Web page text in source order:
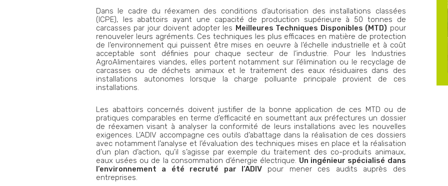
Dans le cadre du réexamen des conditions d’autorisation des installations classées
(ICPE), les abattoirs ayant une capacité de production supérieure à 50 tonnes de
carcasses par jour doivent adopter les Meilleures Techniques Disponibles (MTD) pour
renouveler leurs agréments. Ces techniques les plus efficaces en matière de protection
de l’environnement qui puissent être mises en oeuvre à l’échelle industrielle et à coût
acceptable sont définies pour chaque secteur de l’industrie. Pour les Industries
AgroAlimentaires viandes, elles portent notamment sur l’élimination ou le recyclage de
carcasses ou de déchets animaux et le traitement des eaux résiduaires dans des
installations autonomes lorsque la charge polluante principale provient de ces
installations.
Les abattoirs concernés doivent justifier de la bonne application de ces MTD ou de
pratiques comparables en terme d’efficacité en soumettant aux préfectures un dossier
de réexamen visant à analyser la conformité de leurs installations avec les nouvelles
exigences. L’ADIV accompagne ces outils d’abattage dans la réalisation de ces dossiers
avec notamment l’analyse et l’évaluation des techniques mises en place et la réalisation
d’un plan d’action, qu’il s’agisse par exemple du traitement des co-produits animaux,
eaux usées ou de la consommation d’énergie électrique. Un ingénieur spécialisé dans
l’environnement a été recruté par l’ADIV pour mener ces audits auprès des
entreprises.